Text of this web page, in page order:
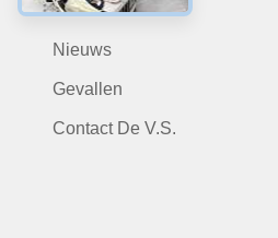
Video
Nieuws
Gevallen
Contact De V.S.